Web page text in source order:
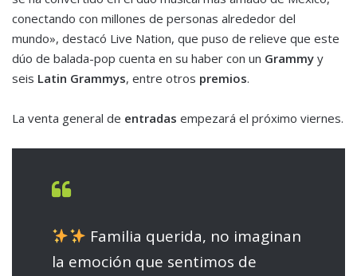
conectando con millones de personas alrededor del
mundo», destacó Live Nation, que puso de relieve que este
dúo de balada-pop cuenta en su haber con un Grammy y
seis Latin Grammys, entre otros premios.
La venta general de entradas empezará el próximo viernes.
Familia querida, no imaginan
la emoción que sentimos de